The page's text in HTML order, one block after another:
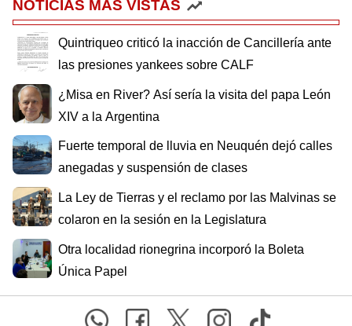
NOTICIAS MÁS VISTAS
Quintriqueo criticó la inacción de Cancillería ante
las presiones yankees sobre CALF
¿Misa en River? Así sería la visita del papa León
XIV a la Argentina
Fuerte temporal de lluvia en Neuquén dejó calles
anegadas y suspensión de clases
La Ley de Tierras y el reclamo por las Malvinas se
colaron en la sesión en la Legislatura
Otra localidad rionegrina incorporó la Boleta
Única Papel